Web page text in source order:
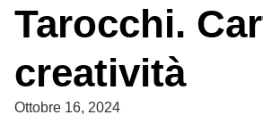
Tarocchi.
creatività
Ottobre 16, 2024